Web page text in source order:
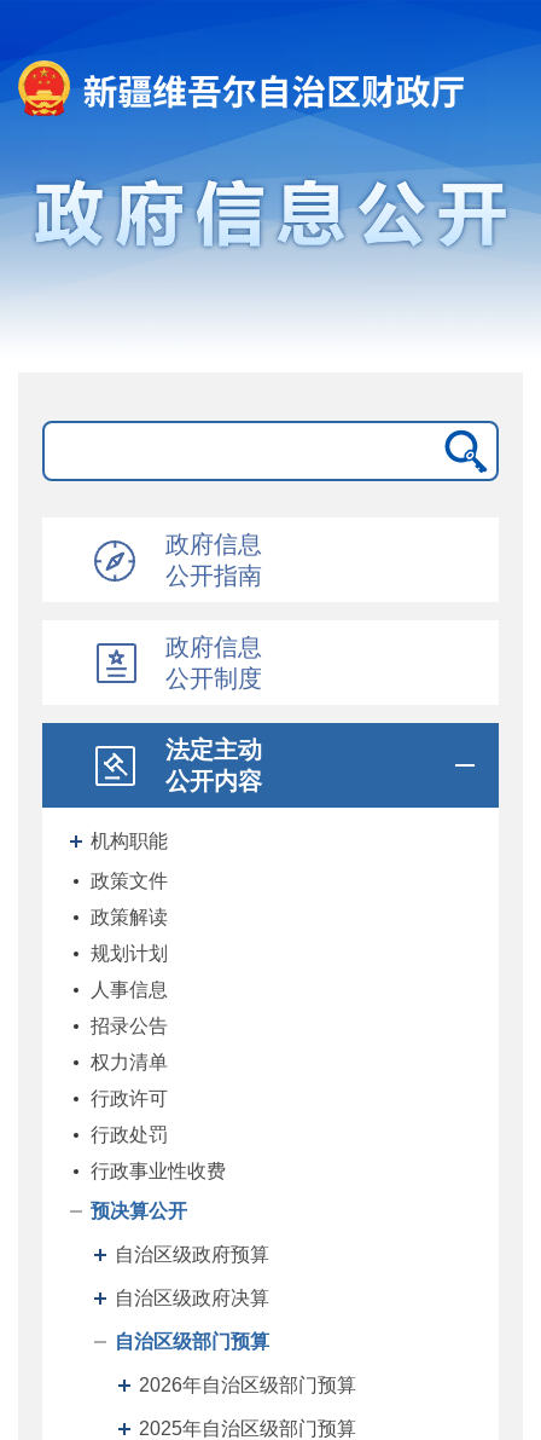
政府信息
公开指南
政府信息
公开制度
法定主动
公开内容
机构职能
政策文件
政策解读
规划计划
人事信息
招录公告
权力清单
行政许可
行政处罚
行政事业性收费
预决算公开
自治区级政府预算
自治区级政府决算
自治区级部门预算
2026年自治区级部门预算
2025年自治区级部门预算